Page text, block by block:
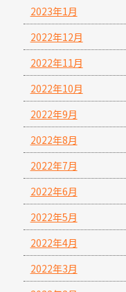
2023年1月
2022年12月
2022年11月
2022年10月
2022年9月
2022年8月
2022年7月
2022年6月
2022年5月
2022年4月
2022年3月